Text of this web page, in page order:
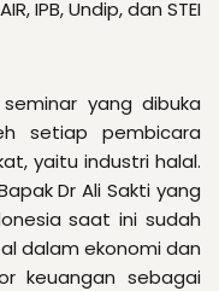
IPB, Undip, dan STEI
yang dibuka
setiap pembicara
yaitu industri halal.
Dr Ali Sakti yang
saat ini sudah
dalam ekonomi dan
keuangan sebagai